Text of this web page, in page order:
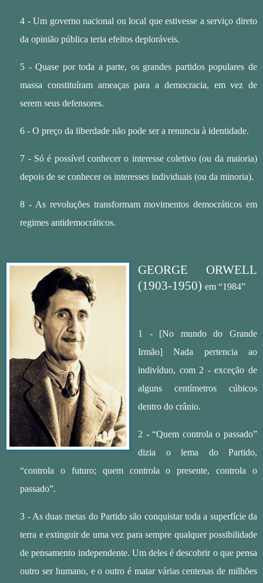
4 - Um governo nacional ou local que estivesse a serviço direto
da opinião pública teria efeitos deploráveis.
5 - Quase por toda a parte, os grandes partidos populares de
massa constituíram ameaças para a democracia, em vez de
serem seus defensores.
6 - O preço da liberdade não pode ser a renuncia à identidade.
7 - Só é possível conhecer o interesse coletivo (ou da maioria)
depois de se conhecer os interesses individuais (ou da minoria).
8 - As revoluções transformam movimentos democráticos em
regimes antidemocráticos.
GEORGE ORWELL
(1903-1950) em “1984”
1 - [No mundo do Grande
Irmão] Nada pertencia ao
indivíduo, com 2 - exceção de
alguns centímetros cúbicos
dentro do crânio.
2 - “Quem controla o passado”
dizia o lema do Partido,
“controla o futuro; quem controla o presente, controla o
passado”.
3 - As duas metas do Partido são conquistar toda a superfície da
terra e extinguir de uma vez para sempre qualquer possibilidade
de pensamento independente. Um deles é descobrir o que pensa
outro ser humano, e o outro é matar várias centenas de milhões